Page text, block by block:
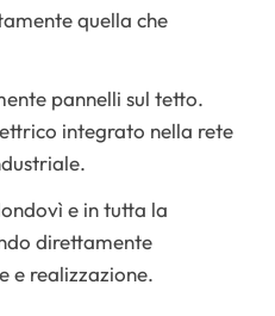
quella che
pannelli sul tetto.
integrato nella rete
e in tutta la
direttamente
e realizzazione.